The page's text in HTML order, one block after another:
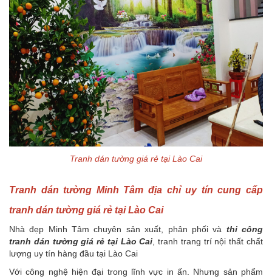
Tranh dán tường giá rẻ tại Lào Cai
Tranh dán tường Minh Tâm địa chỉ uy tín cung cấp
tranh dán tường giá rẻ tại Lào Cai
Nhà đẹp Minh Tâm chuyên sản xuất, phân phối và thi công
tranh dán tường giá rẻ tại Lào Cai , tranh trang trí nội thất chất
lượng uy tín hàng đầu tại Lào Cai
Với công nghệ hiện đại trong lĩnh vực in ấn. Nhưng sản phẩm